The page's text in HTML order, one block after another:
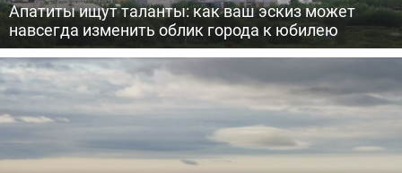
Апатиты ищут таланты: как ваш эскиз может
навсегда изменить облик города к юбилею